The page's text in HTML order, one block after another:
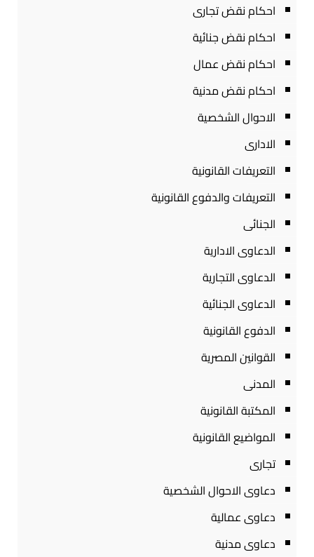
احكام نقض تجارى
احكام نقض جنائية
احكام نقض عمال
احكام نقض مدنية
الاحوال الشخصية
الادارى
التعريفات القانونية
التعريفات والدفوع القانونية
الجنائى
الدعاوى الادارية
الدعاوى التجارية
الدعاوى الجنائية
الدفوع القانونية
القوانين المصرية
المدنى
المكتبة القانونية
المواضيع القانونية
تجارى
دعاوى الاحوال الشخصية
دعاوى عمالية
دعاوى مدنية